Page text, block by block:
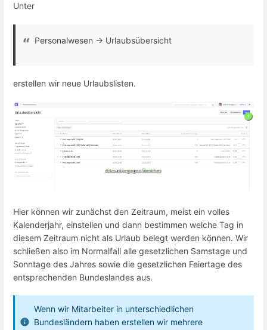
Unter
Personalwesen -> Urlaubsübersicht
erstellen wir neue Urlaubslisten.
Hier können wir zunächst den Zeitraum, meist ein volles
Kalenderjahr, einstellen und dann bestimmen welche Tag in
diesem Zeitraum nicht als Urlaub belegt werden können. Wir
schließen also im Normalfall alle gesetzlichen Samstage und
Sonntage des Jahres sowie die gesetzlichen Feiertage des
entsprechenden Bundeslandes aus.
Wenn wir Mitarbeiter in unterschiedlichen
Bundesländern haben erstellen wir mehrere